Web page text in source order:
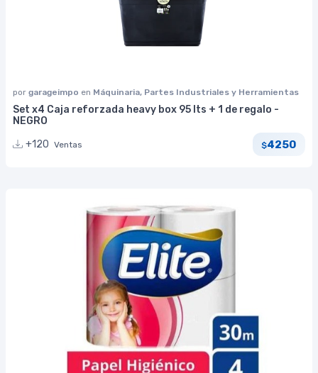
por garageimpo en Máquinaria, Partes Industriales y Herramientas
Set x4 Caja reforzada heavy box 95 lts + 1 de regalo -
NEGRO
+120 Ventas $4250